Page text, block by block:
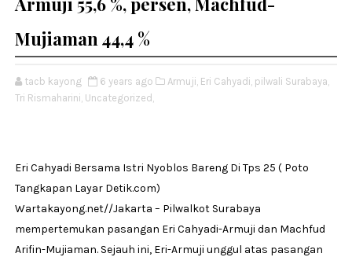
Mujiaman 44,4 %
tacb kayong 6 years ago Armuji, Eri Cahyadi, pilwali Surabaya,
Tri Rismaharini, Uncategorized,
Eri Cahyadi Bersama Istri Nyoblos Bareng Di Tps 25 ( Poto
Tangkapan Layar Detik.com)
Wartakayong.net//Jakarta – Pilwalkot Surabaya
mempertemukan pasangan Eri Cahyadi-Armuji dan Machfud
Arifin-Mujiaman. Sejauh ini, Eri-Armuji unggul atas pasangan